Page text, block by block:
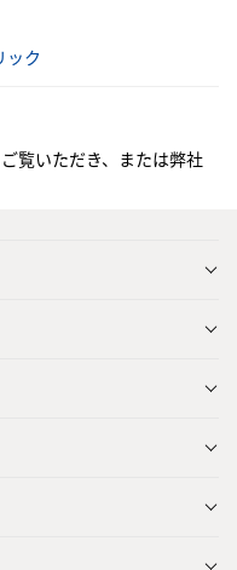
ック
覧いただき、または弊社